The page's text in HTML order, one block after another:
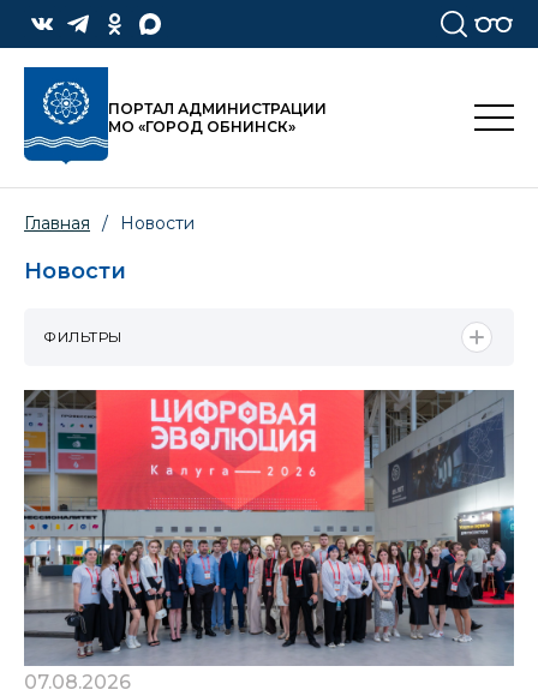
ПОРТАЛ АДМИНИСТРАЦИИ
МО «ГОРОД ОБНИНСК»
Главная / Новости
Новости
07.08.2026
ФИЛЬТРЫ